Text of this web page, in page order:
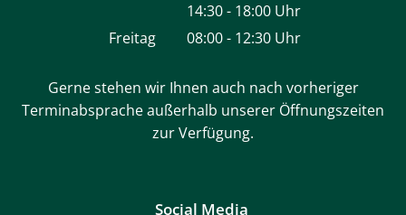
Von 08:00 bis 12:30 Uhr
14:30- 18:00 Uhr
Von 14:30 bis 18:00 Uhr
Freitag 08:00- 12:30 Uhr
Gerne stehen wir Ihnen auch nach vorheriger
Terminabsprache außerhalb unserer Öffnungszeiten
zur Verfügung.
Social Media